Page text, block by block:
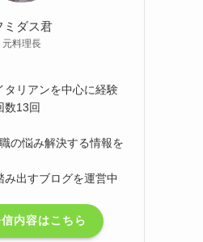
ミダス君
元料理長
リアンを中心に経験
13回
の悩み解決する情報を
出すブログを運営中
内容はこちら